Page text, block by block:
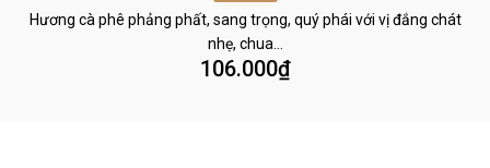
Hương cà phê phảng phất, sang trọng, quý phái với vị đắng chát
nhẹ, chua…
106.000₫